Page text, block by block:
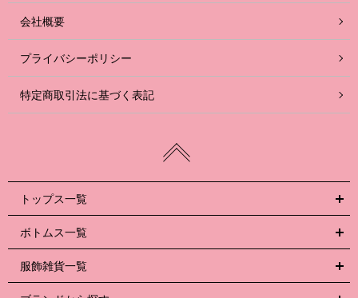
会社概要
プライバシーポリシー
特定商取引法に基づく表記
トップス一覧
ボトムス一覧
服飾雑貨一覧